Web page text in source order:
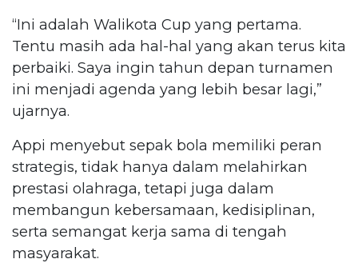
“Ini adalah Walikota Cup yang pertama.
Tentu masih ada hal-hal yang akan terus kita
perbaiki. Saya ingin tahun depan turnamen
ini menjadi agenda yang lebih besar lagi,”
ujarnya.
Appi menyebut sepak bola memiliki peran
strategis, tidak hanya dalam melahirkan
prestasi olahraga, tetapi juga dalam
membangun kebersamaan, kedisiplinan,
serta semangat kerja sama di tengah
masyarakat.